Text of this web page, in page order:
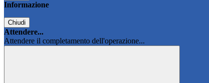
Informazione
Chiudi
Attendere...
Attendere il completamento dell'operazione...